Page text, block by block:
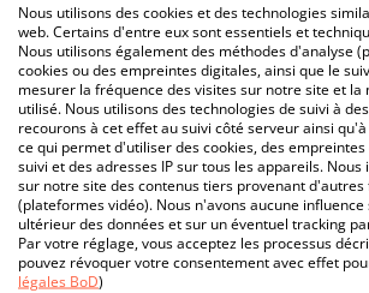
Nous utilisons des cookies et des technologies
web. Certains d'entre eux sont essentiels et
Nous utilisons également des méthodes d'analyse
cookies ou des empreintes digitales, ainsi que le
mesurer la fréquence des visites sur notre site et la
utilisé. Nous utilisons des technologies de suivi à
recourons à cet effet au suivi côté serveur ainsi
ce qui permet d'utiliser des cookies, des
suivi et des adresses IP sur tous les appareils.
sur notre site des contenus tiers provenant
(plateformes vidéo). Nous n'avons aucune
ultérieur des données et sur un éventuel tracking
Par votre réglage, vous acceptez les processus
pouvez révoquer votre consentement avec effet
légales BoD)